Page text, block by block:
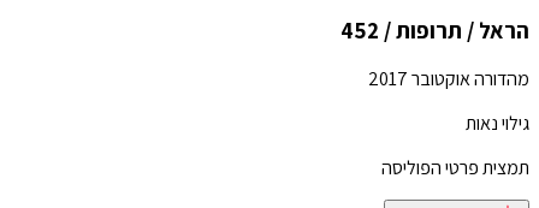
הראל / תרופות / 452
מהדורה אוקטובר 2017
גילוי נאות
תמצית פרטי הפוליסה